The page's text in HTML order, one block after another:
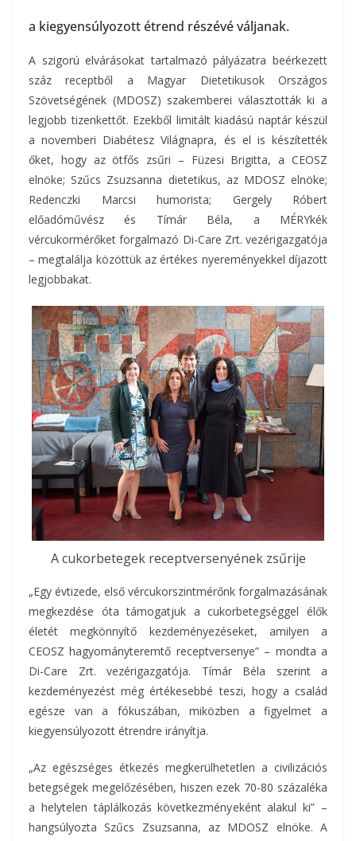
a kiegyensúlyozott étrend részévé váljanak.
A szigorú elvárásokat tartalmazó pályázatra beérkezett
száz receptből a Magyar Dietetikusok Országos
Szövetségének (MDOSZ) szakemberei választották ki a
legjobb tizenkettőt. Ezekből limitált kiadású naptár készül
a novemberi Diabétesz Világnapra, és el is készítették
őket, hogy az ötfős zsűri – Füzesi Brigitta, a CEOSZ
elnöke; Szűcs Zsuzsanna dietetikus, az MDOSZ elnöke;
Redenczki Marcsi humorista; Gergely Róbert
előadóművész és Tímár Béla, a MÉRYkék
vércukormérőket forgalmazó Di-Care Zrt. vezérigazgatója
– megtalálja közöttük az értékes nyereményekkel díjazott
legjobbakat.
A cukorbetegek receptversenyének zsűrije
„Egy évtizede, első vércukorszintmérőnk forgalmazásának
megkezdése óta támogatjuk a cukorbetegséggel élők
életét megkönnyítő kezdeményezéseket, amilyen a
CEOSZ hagyományteremtő receptversenye” – mondta a
Di-Care Zrt. vezérigazgatója. Tímár Béla szerint a
kezdeményezést még értékesebbé teszi, hogy a család
egésze van a fókuszában, miközben a figyelmet a
kiegyensúlyozott étrendre irányítja.
„Az egészséges étkezés megkerülhetetlen a civilizációs
betegségek megelőzésében, hiszen ezek 70-80 százaléka
a helytelen táplálkozás következményeként alakul ki” –
hangsúlyozta Szűcs Zsuzsanna, az MDOSZ elnöke. A